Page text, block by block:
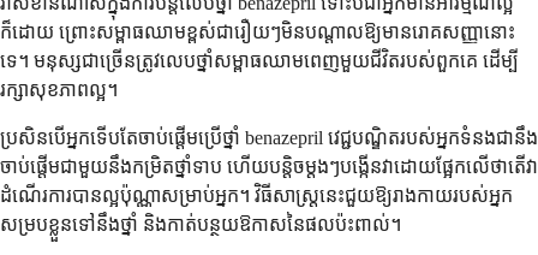
ក៏ដោយ ព្រោះសម្ពាធឈាមខ្ពស់ជារឿយៗមិនបណ្តាលឱ្យមានរោគសញ្ញានោះ
ទេ។ មនុស្សជាច្រើនត្រូវលេបថ្នាំសម្ពាធឈាមពេញមួយជីវិតរបស់ពួកគេ ដើម្បី
រក្សាសុខភាពល្អ។
ប្រសិនបើអ្នកទើបតែចាប់ផ្តើមប្រើថ្នាំ benazepril វេជ្ជបណ្ឌិតរបស់អ្នកទំនងជានឹង
ចាប់ផ្តើមជាមួយនឹងកម្រិតថ្នាំទាប ហើយបន្តិចម្តងៗបង្កើនវាដោយផ្អែកលើថាតើវា
ដំណើរការបានល្អប៉ុណ្ណាសម្រាប់អ្នក។ វិធីសាស្ត្រនេះជួយឱ្យរាងកាយរបស់អ្នក
សម្របខ្លួនទៅនឹងថ្នាំ និងកាត់បន្ថយឱកាសនៃផលប៉ះពាល់។